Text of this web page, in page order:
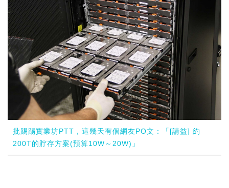
批踢踢實業坊PTT，這幾天有個網友PO文：「[請益] 約
200T的貯存方案(預算10W～20W)」